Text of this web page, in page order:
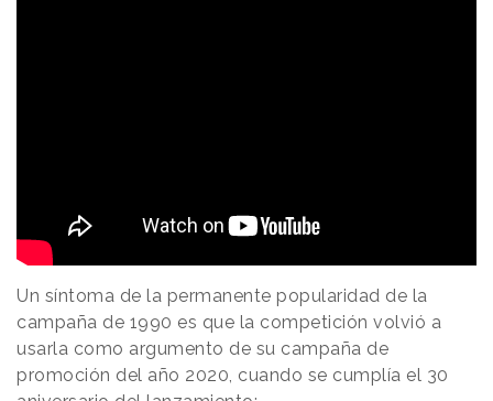
Un síntoma de la permanente popularidad de la
campaña de 1990 es que la competición volvió a
usarla como argumento de su campaña de
promoción del año 2020, cuando se cumplía el 30